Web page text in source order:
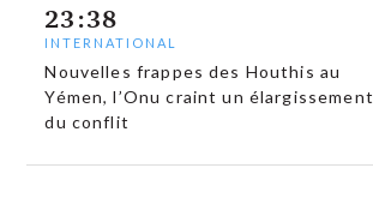
23:38
INTERNATIONAL
Nouvelles frappes des Houthis au
Yémen, l’Onu craint un élargissement
du conflit